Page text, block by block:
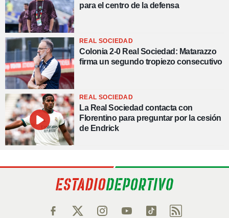
para el centro de la defensa
REAL SOCIEDAD
Colonia 2-0 Real Sociedad: Matarazzo
firma un segundo tropiezo consecutivo
REAL SOCIEDAD
La Real Sociedad contacta con
Florentino para preguntar por la cesión
de Endrick